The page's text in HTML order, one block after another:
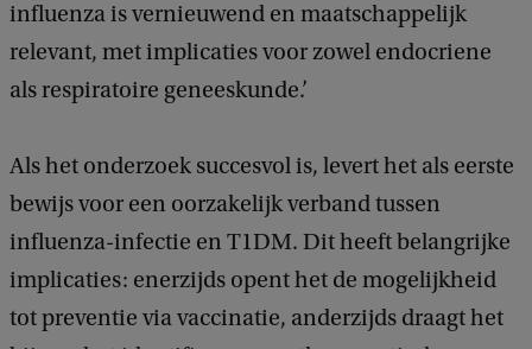
influenza is vernieuwend en maatschappelijk
relevant, met implicaties voor zowel endocriene
als respiratoire geneeskunde.’
Als het onderzoek succesvol is, levert het als eerste
bewijs voor een oorzakelijk verband tussen
influenza-infectie en T1DM. Dit heeft belangrijke
implicaties: enerzijds opent het de mogelijkheid
tot preventie via vaccinatie, anderzijds draagt het